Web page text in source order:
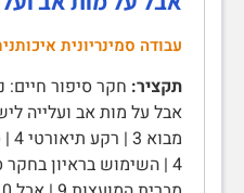
עבודה סמינריונית
תקציר: חקר סיפור חיים:
אבל על מות אב ועלייה